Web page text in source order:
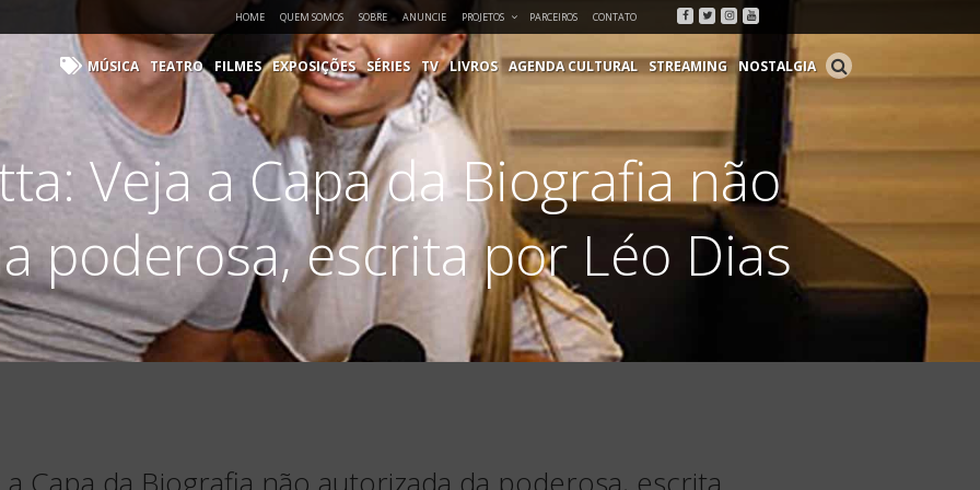
HOME QUEM SOMOS SOBRE ANUNCIE PROJETOS PARCEIROS CONTATO Facebook
Twitter
Instagram
Youtube
MÚSICA TEATRO FILMES EXPOSIÇÕES SÉRIES TV LIVROS AGENDA CULTURAL STREAMING NOSTALGIA
Veja a Capa da Biografia não
poderosa, escrita por Léo Dias
a Capa da Biografia não autorizada da poderosa, escrita